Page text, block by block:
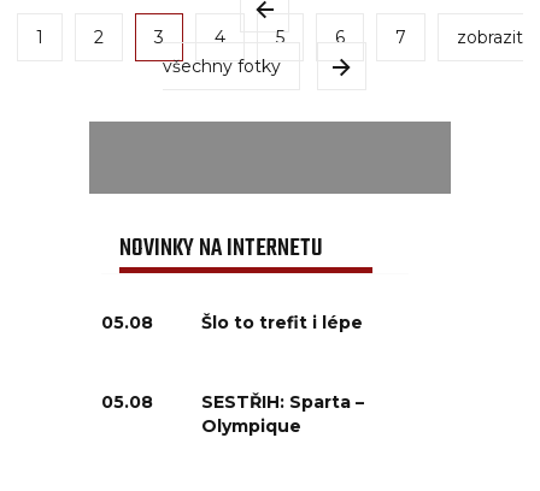
1 2 3 4 5 6 7
zobrazit
všechny fotky
NOVINKY NA INTERNETU
05.08 Šlo to trefit i lépe
05.08
SESTŘIH: Sparta –
Olympique